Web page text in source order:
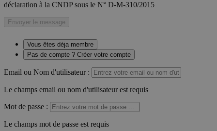
déclaration à la CNDP sous le N° D-M-310/2015
Envoyer le message
Vous êtes déja membre
Pas de compte ? Créer votre compte
Email ou Nom d'utilisateur :
Le champs email ou nom d'utilisateur est requis
Mot de passe :
Le champs mot de passe est requis